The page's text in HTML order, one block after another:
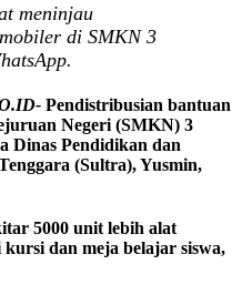
meninjau
di SMKN 3
Pendistribusian bantuan
Negeri (SMKN) 3
Dinas Pendidikan dan
(Sultra), Yusmin,
5000 unit lebih alat
dan meja belajar siswa,